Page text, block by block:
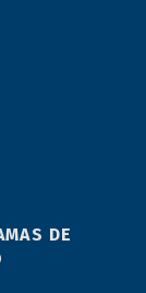
DE